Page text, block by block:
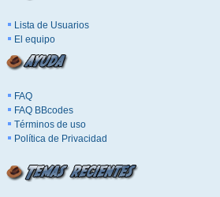
Lista de Usuarios
El equipo
FAQ
FAQ BBcodes
Términos de uso
Política de Privacidad